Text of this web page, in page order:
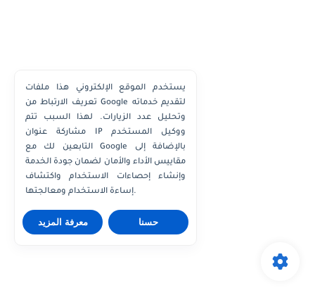
يستخدم الموقع الإلكتروني هذا ملفات
تعريف الارتباط من Google لتقديم خدماته
وتحليل عدد الزيارات. لهذا السبب تتم
مشاركة عنوان IP ووكيل المستخدم
التابعين لك مع Google بالإضافة إلى
مقاييس الأداء والأمان لضمان جودة الخدمة
وإنشاء إحصاءات الاستخدام واكتشاف
إساءة الاستخدام ومعالجتها.
معرفة المزيد حسنا